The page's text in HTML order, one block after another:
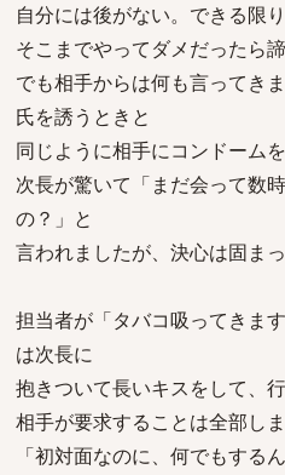
自分には後がない。できる限
そこまでやってダメだったら
でも相手からは何も言ってき
氏を誘うときと
同じように相手にコンドームを
次長が驚いて「まだ会って数
の？」と
言われましたが、決心は固まっ
担当者が「タバコ吸ってきま
は次長に
抱きついて長いキスをして、
相手が要求することは全部しま
「初対面なのに、何でもする